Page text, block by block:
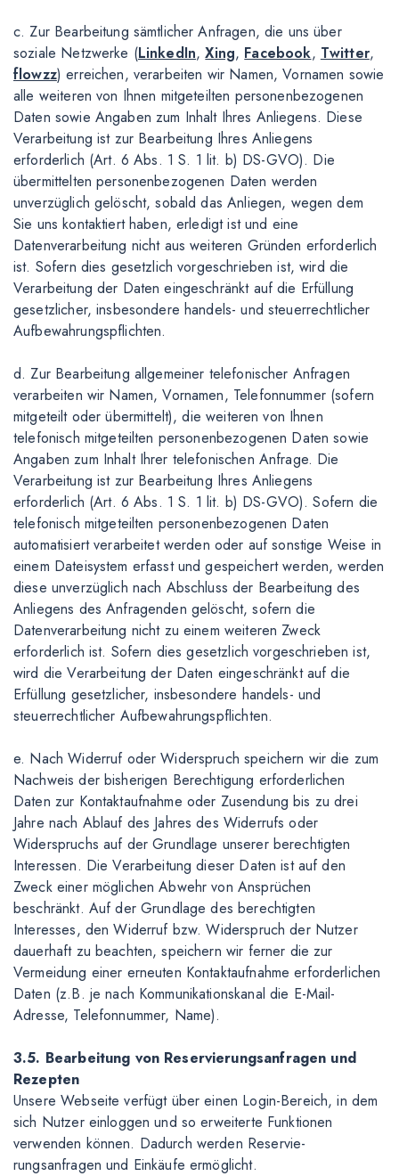
c. Zur Bearbeitung sämtlicher Anfragen, die uns über
soziale Netzwerke (LinkedIn,Xing, Facebook, Twitter,
flowzz) erreichen, verarbeiten wir Namen, Vornamen sowie
alle weiteren von Ihnen mitgeteilten personenbezogenen
Daten sowie Angaben zum Inhalt Ihres Anliegens. Diese
Verarbeitung ist zur Bearbeitung Ihres Anliegens
erforderlich (Art. 6 Abs. 1 S. 1 lit. b) DS-GVO). Die
übermittelten personenbezogenen Daten werden
unverzüglich gelöscht, sobald das Anliegen, wegen dem
Sie uns kontaktiert haben, erledigt ist und eine
Datenverarbeitung nicht aus weiteren Gründen erforderlich
ist. Sofern dies gesetzlich vorgeschrieben ist, wird die
Verarbeitung der Daten eingeschränkt auf die Erfüllung
gesetzlicher, insbesondere handels- und steuerrechtlicher
Aufbewahrungspflichten.
d. Zur Bearbeitung allgemeiner telefonischer Anfragen
verarbeiten wir Namen, Vornamen, Telefonnummer (sofern
mitgeteilt oder übermittelt), die weiteren von Ihnen
telefonisch mitgeteilten personenbezogenen Daten sowie
Angaben zum Inhalt Ihrer telefonischen Anfrage. Die
Verarbeitung ist zur Bearbeitung Ihres Anliegens
erforderlich (Art. 6 Abs. 1 S. 1 lit. b) DS-GVO). Sofern die
telefonisch mitgeteilten personenbezogenen Daten
automatisiert verarbeitet werden oder auf sonstige Weise in
einem Dateisystem erfasst und gespeichert werden, werden
diese unverzüglich nach Abschluss der Bearbeitung des
Anliegens des Anfragenden gelöscht, sofern die
Datenverarbeitung nicht zu einem weiteren Zweck
erforderlich ist. Sofern dies gesetzlich vorgeschrieben ist,
wird die Verarbeitung der Daten eingeschränkt auf die
Erfüllung gesetzlicher, insbesondere handels- und
steuerrechtlicher Aufbewahrungspflichten.
e. Nach Widerruf oder Widerspruch speichern wir die zum
Nachweis der bisherigen Berechtigung erforderlichen
Daten zur Kontaktaufnahme oder Zusendung bis zu drei
Jahre nach Ablauf des Jahres des Widerrufs oder
Widerspruchs auf der Grundlage unserer berechtigten
Interessen. Die Verarbeitung dieser Daten ist auf den
Zweck einer möglichen Abwehr von Ansprüchen
beschränkt. Auf der Grundlage des berechtigten
Interesses, den Widerruf bzw. Widerspruch der Nutzer
dauerhaft zu beachten, speichern wir ferner die zur
Vermeidung einer erneuten Kontaktaufnahme erforderlichen
Daten (z.B. je nach Kommunikationskanal die E-Mail-
Adresse, Telefonnummer, Name).
3.5. Bearbeitung von Reservierungsanfragen und
Rezepten
Unsere Webseite verfügt über einen Login-Bereich, in dem
sich Nutzer einloggen und so erweiterte Funktionen
verwenden können. Dadurch werden Reservie-
rungsanfragen und Einkäufe ermöglicht.